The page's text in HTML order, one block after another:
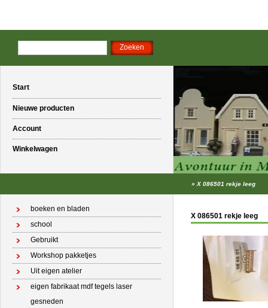
Start
Nieuwe producten
Account
Winkelwagen
» X 086501 rekje leeg
boeken en bladen
school
Gebruikt
Workshop pakketjes
Uit eigen atelier
eigen fabrikaat mdf tegels laser
gesneden
X 086501 rekje leeg